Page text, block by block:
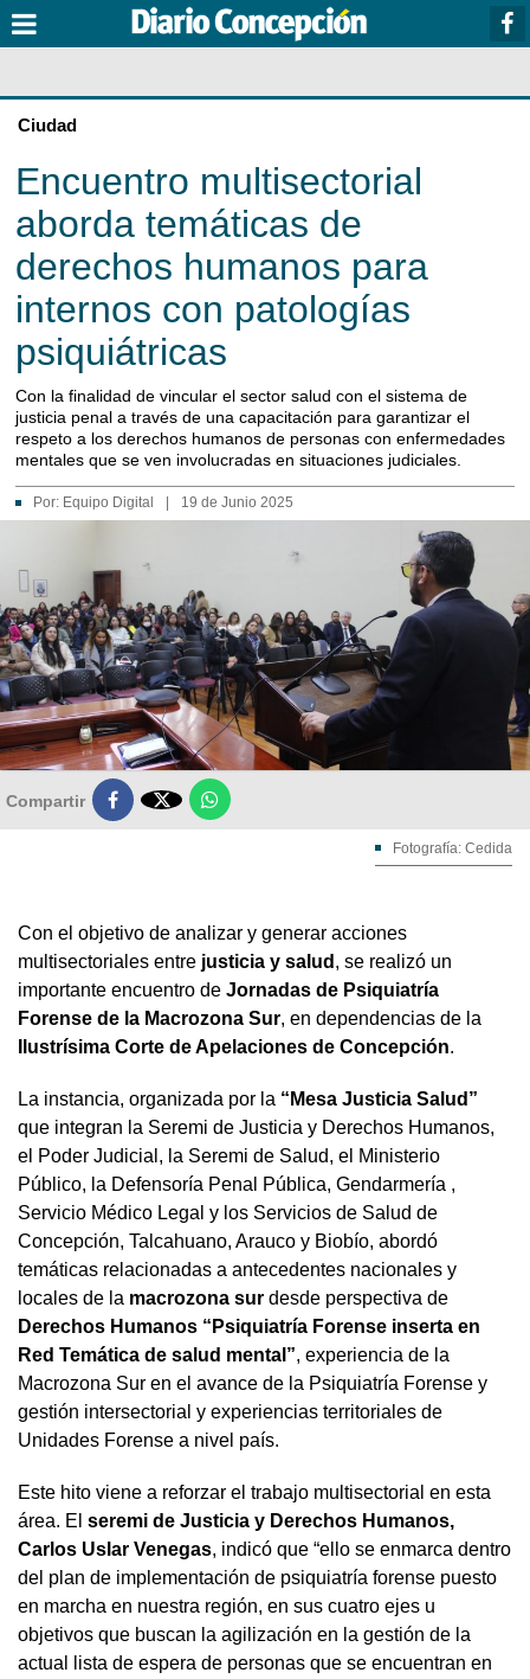
Ciudad
Encuentro multisectorial
aborda temáticas de
derechos humanos para
internos con patologías
psiquiátricas
Con la finalidad de vincular el sector salud con el sistema de
justicia penal a través de una capacitación para garantizar el
respeto a los derechos humanos de personas con enfermedades
mentales que se ven involucradas en situaciones judiciales.
Por: Equipo Digital 19 de Junio 2025
Compartir 
Fotografía: Cedida
Con el objetivo de analizar y generar acciones
multisectoriales entre justicia y salud , se realizó un
importante encuentro de Jornadas de Psiquiatría
Forense de la Macrozona Sur, en dependencias de la
Ilustrísima Corte de Apelaciones de Concepción.
La instancia, organizada por la “Mesa Justicia Salud”
que integran la Seremi de Justicia y Derechos Humanos,
el Poder Judicial, la Seremi de Salud, el Ministerio
Público, la Defensoría Penal Pública, Gendarmería ,
Servicio Médico Legal y los Servicios de Salud de
Concepción, Talcahuano, Arauco y Biobío, abordó
temáticas relacionadas a antecedentes nacionales y
locales de la macrozona sur desde perspectiva de
Derechos Humanos “Psiquiatría Forense inserta en
Red Temática de salud mental”, experiencia de la
Macrozona Sur en el avance de la Psiquiatría Forense y
gestión intersectorial y experiencias territoriales de
Unidades Forense a nivel país.
Este hito viene a reforzar el trabajo multisectorial en esta
área. El seremi de Justicia y Derechos Humanos,
Carlos Uslar Venegas, indicó que “ello se enmarca dentro
del plan de implementación de psiquiatría forense puesto
en marcha en nuestra región, en sus cuatro ejes u
objetivos que buscan la agilización en la gestión de la
actual lista de espera de personas que se encuentran en